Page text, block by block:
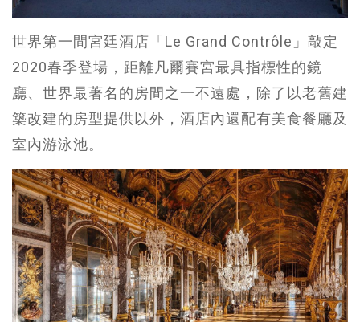
世界第一間宮廷酒店「Le Grand Contrôle」敲定
2020春季登場，距離凡爾賽宮最具指標性的鏡
廳、世界最著名的房間之一不遠處，除了以老舊建
築改建的房型提供以外，酒店內還配有美食餐廳及
室內游泳池。